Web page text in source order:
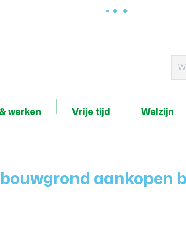
werken Vrije tijd Welzijn
aankopen